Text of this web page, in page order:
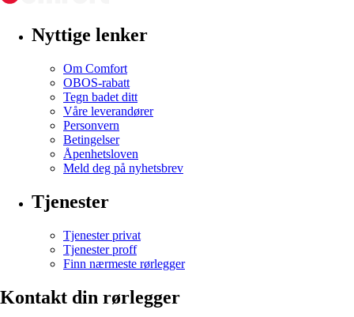
Nyttige lenker
Om Comfort
OBOS-rabatt
Tegn badet ditt
Våre leverandører
Personvern
Betingelser
Åpenhetsloven
Meld deg på nyhetsbrev
Tjenester
Tjenester privat
Tjenester proff
Finn nærmeste rørlegger
Kontakt din rørlegger